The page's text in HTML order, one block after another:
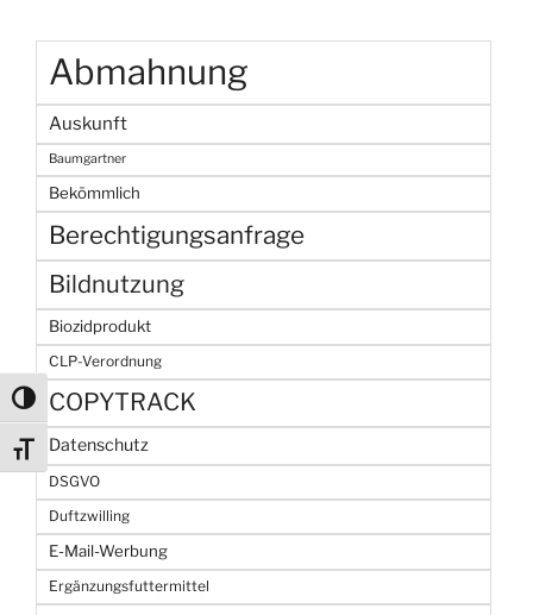
Umschalten auf hohe Kontraste
Schrift vergrößern
Abmahnung
Auskunft
Baumgartner
Bekömmlich
Berechtigungsanfrage
Bildnutzung
Biozidprodukt
CLP-Verordnung
COPYTRACK
Datenschutz
DSGVO
Duftzwilling
E-Mail-Werbung
Ergänzungsfuttermittel